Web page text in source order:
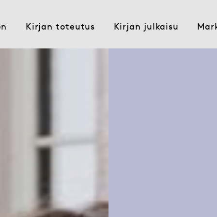
Kirjan toteutus Kirjan julkaisu